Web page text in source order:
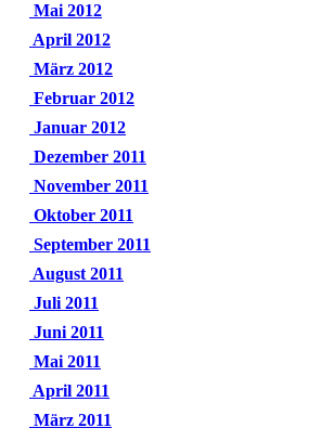
Mai 2012
April 2012
März 2012
Februar 2012
Januar 2012
Dezember 2011
November 2011
Oktober 2011
September 2011
August 2011
Juli 2011
Juni 2011
Mai 2011
April 2011
März 2011